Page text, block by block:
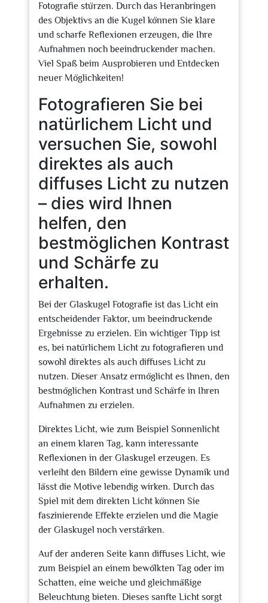
Fotografie stürzen. Durch das Heranbringen
des Objektivs an die Kugel können Sie klare
und scharfe Reflexionen erzeugen, die Ihre
Aufnahmen noch beeindruckender machen.
Viel Spaß beim Ausprobieren und Entdecken
neuer Möglichkeiten!
Fotografieren Sie bei
natürlichem Licht und
versuchen Sie, sowohl
direktes als auch
diffuses Licht zu nutzen
– dies wird Ihnen
helfen, den
bestmöglichen Kontrast
und Schärfe zu
erhalten.
Bei der Glaskugel Fotografie ist das Licht ein
entscheidender Faktor, um beeindruckende
Ergebnisse zu erzielen. Ein wichtiger Tipp ist
es, bei natürlichem Licht zu fotografieren und
sowohl direktes als auch diffuses Licht zu
nutzen. Dieser Ansatz ermöglicht es Ihnen, den
bestmöglichen Kontrast und Schärfe in Ihren
Aufnahmen zu erzielen.
Direktes Licht, wie zum Beispiel Sonnenlicht
an einem klaren Tag, kann interessante
Reflexionen in der Glaskugel erzeugen. Es
verleiht den Bildern eine gewisse Dynamik und
lässt die Motive lebendig wirken. Durch das
Spiel mit dem direkten Licht können Sie
faszinierende Effekte erzielen und die Magie
der Glaskugel noch verstärken.
Auf der anderen Seite kann diffuses Licht, wie
zum Beispiel an einem bewölkten Tag oder im
Schatten, eine weiche und gleichmäßige
Beleuchtung bieten. Dieses sanfte Licht sorgt